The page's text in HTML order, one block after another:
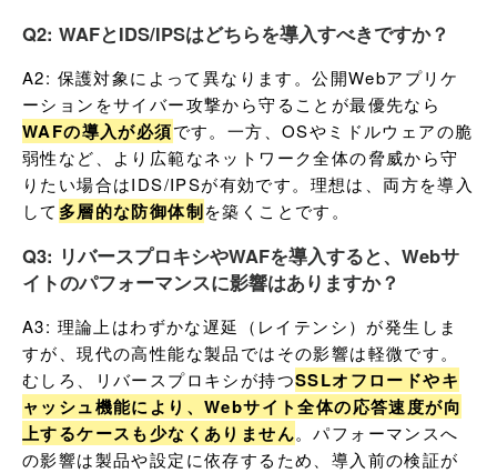
Q2: WAFとIDS/IPSはどちらを導入すべきですか？
A2: 保護対象によって異なります。公開Webアプリケ
ーションをサイバー攻撃から守ることが最優先なら
WAFの導入が必須です。一方、OSやミドルウェアの脆
弱性など、より広範なネットワーク全体の脅威から守
りたい場合はIDS/IPSが有効です。理想は、両方を導入
して 多層的な防御体制を築くことです。
Q3: リバースプロキシやWAFを導入すると、Webサ
イトのパフォーマンスに影響はありますか？
A3: 理論上はわずかな遅延（レイテンシ）が発生しま
すが、現代の高性能な製品ではその影響は軽微です。
むしろ、リバースプロキシが持つSSLオフロードやキ
ャッシュ機能により、Webサイト全体の応答速度が向
上するケースも少なくありません。パフォーマンスへ
の影響は製品や設定に依存するため、導入前の検証が